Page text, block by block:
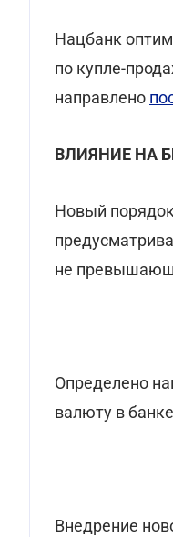
Нацбанк
по купле-
направлено
ВЛИЯНИЕ НА
Новый
не
Определено
валюту в
Внедрение